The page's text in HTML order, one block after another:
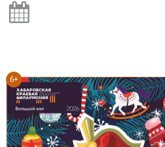
6+